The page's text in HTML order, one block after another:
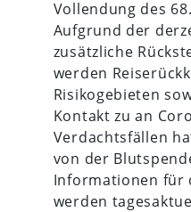
Vollendung des
Aufgrund der
zusätzliche
werden
Risikogebieten
Kontakt zu an
Verdachtsfällen
von der
Informationen für
werden